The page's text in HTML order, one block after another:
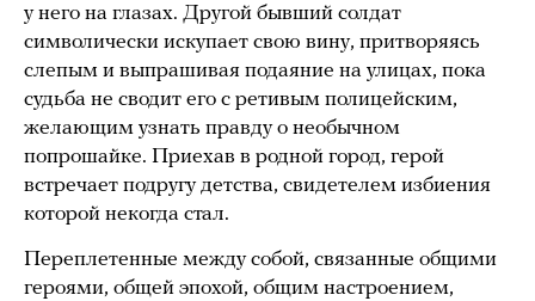
у него на глазах. Другой бывший солдат
символически искупает свою вину, притворяясь
слепым и выпрашивая подаяние на улицах, пока
судьба не сводит его с ретивым полицейским,
желающим узнать правду о необычном
попрошайке. Приехав в родной город, герой
встречает подругу детства, свидетелем избиения
которой некогда стал.
Переплетенные между собой, связанные общими
героями, общей эпохой, общим настроением,